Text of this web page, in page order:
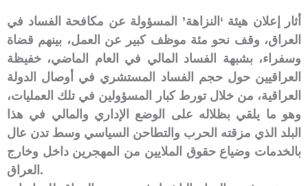
أثار إعلان هيئة ‘النزاهة’ المسؤولة عن مكافحة الفساد في
العراق، وقف نحو مئة موظف كبير عن العمل، بينهم قضاة
وسفراء، بشبهة الفساد المالي في العام الماضي، خفيظة
العراقيين حول حجم الفساد المستشري في أوصال الدولة
العراقية، من خلال تورط كبار المسؤولين في تلك العمليات،
وهو ما يلقي بظلاله على الوضع الإداري والمالي في هذا
البلد الذي مزقته الحرب والتطاحن السياسي وسط تدن عال
بالخدمات وضياع حقوق الملايين من المهجرين داخل وخارج
العراق.